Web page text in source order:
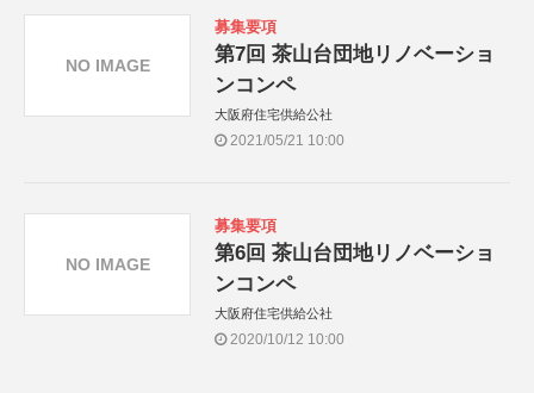
募集要項
第7回 茶山台団地リノベーショ
ンコンペ
大阪府住宅供給公社
2021/05/21 10:00
NO IMAGE
募集要項
第6回 茶山台団地リノベーショ
ンコンペ
大阪府住宅供給公社
2020/10/12 10:00
NO IMAGE